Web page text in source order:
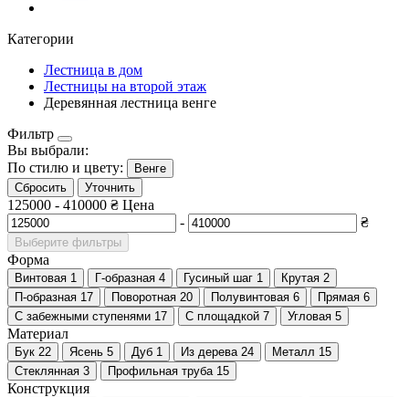
Категории
Лестница в дом
Лестницы на второй этаж
Деревянная лестница венге
Фильтр
Вы выбрали:
По стилю и цвету:
Венге
Сбросить
Уточнить
125000 - 410000 ₴ Цена
-
₴
Выберите фильтры
Форма
Винтовая 1 Г-образная 4 Гусиный шаг 1 Крутая 2
П-образная 17 Поворотная 20 Полувинтовая 6 Прямая 6
С забежными ступенями 17 С площадкой 7 Угловая 5
Материал
Бук 22 Ясень 5 Дуб 1 Из дерева 24 Металл 15
Стеклянная 3 Профильная труба 15
Конструкция